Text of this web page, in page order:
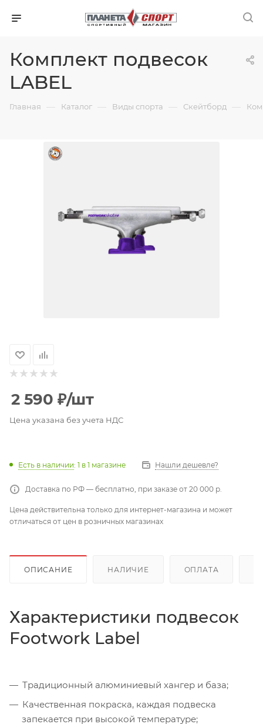
Комплект подвесок
LABEL
Главная — Каталог — Виды спорта — Скейтборд —
2 590 ₽/шт
Цена указана без учета НДС
Есть в наличии: 1 в 1 магазине Нашли дешевле?
Доставка по РФ — бесплатно, при заказе от 20 000 р.
Цена действительна только для интернет-магазина и может
отличаться от цен в розничных магазинах
ОПИСАНИЕ НАЛИЧИЕ ОПЛАТА
Характеристики подвесок
Footwork Label
Традиционный алюминиевый хангер и база;
Качественная покраска, каждая подвеска
запекается при высокой температуре;